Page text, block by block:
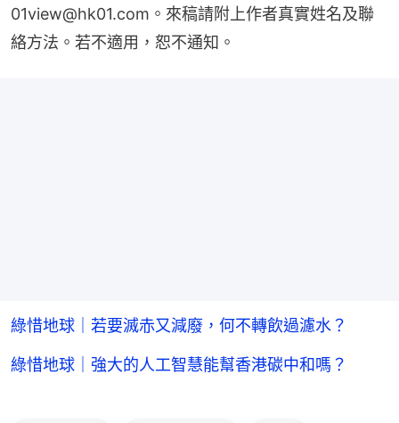
01view@hk01.com。來稿請附上作者真實姓名及聯
絡方法。若不適用，恕不通知。
綠惜地球｜若要滅赤又減廢，何不轉飲過濾水？
綠惜地球｜強大的人工智慧能幫香港碳中和嗎？